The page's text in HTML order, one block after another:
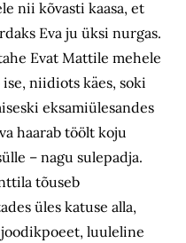
nii kõvasti kaasa, et
Eva ju üksi nurgas.
Evat Mattile mehele
niidiots käes, soki
eksamiülesandes
haarab töölt koju
– nagu sulepadja.
tõuseb
üles katuse alla,
luuleline